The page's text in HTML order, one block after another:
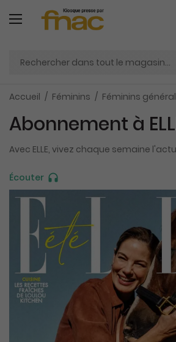
Accueil Féminins Féminins
Écouter
Abonnement à
Avec ELLE, vivez chaque semaine